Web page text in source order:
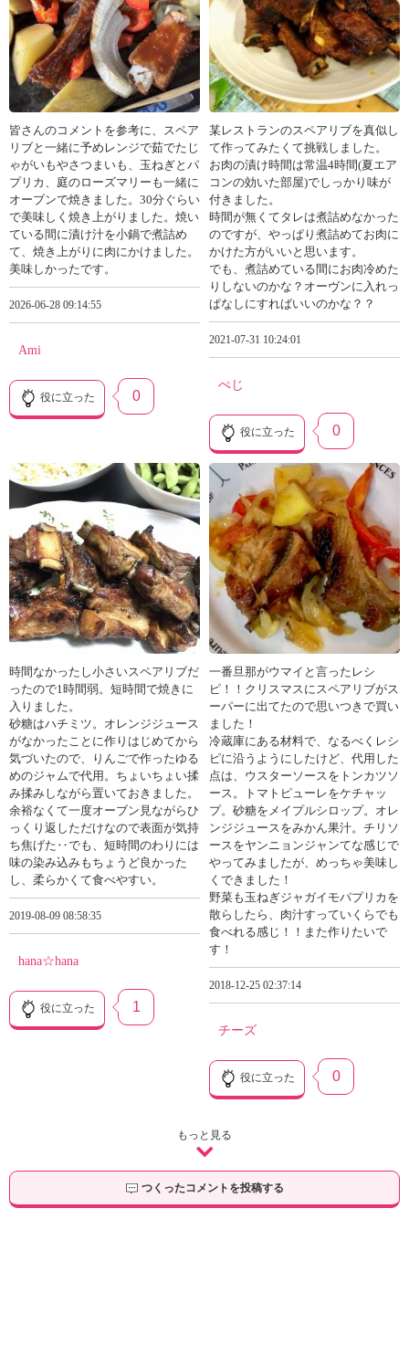
皆さんのコメントを参考に、スペア
リブと一緒に予めレンジで茹でたじ
ゃがいもやさつまいも、玉ねぎとパ
プリカ、庭のローズマリーも一緒に
オーブンで焼きました。30分ぐらい
で美味しく焼き上がりました。焼い
ている間に漬け汁を小鍋で煮詰め
て、焼き上がりに肉にかけました。
美味しかったです。
2026-06-28 09:14:55
Ami
役に立った 0
某レストランのスペアリブを真似し
て作ってみたくて挑戦しました。
お肉の漬け時間は常温4時間(夏エア
コンの効いた部屋)でしっかり味が
付きました。
時間が無くてタレは煮詰めなかった
のですが、やっぱり煮詰めてお肉に
かけた方がいいと思います。
でも、煮詰めている間にお肉冷めた
りしないのかな？オーヴンに入れっ
ぱなしにすればいいのかな？？
2021-07-31 10:24:01
ぺじ
役に立った 0
時間なかったし小さいスペアリブだ
ったので1時間弱。短時間で焼きに
入りました。
砂糖はハチミツ。オレンジジュース
がなかったことに作りはじめてから
気づいたので、りんごで作ったゆる
めのジャムで代用。ちょいちょい揉
み揉みしながら置いておきました。
余裕なくて一度オーブン見ながらひ
っくり返しただけなので表面が気持
ち焦げた‥でも、短時間のわりには
味の染み込みもちょうど良かった
し、柔らかくて食べやすい。
2019-08-09 08:58:35
hana☆hana
役に立った 1
一番旦那がウマイと言ったレシ
ピ！！クリスマスにスペアリブがス
ーパーに出てたので思いつきで買い
ました！
冷蔵庫にある材料で、なるべくレシ
ピに沿うようにしたけど、代用した
点は、ウスターソースをトンカツソ
ース。トマトピューレをケチャッ
プ。砂糖をメイプルシロップ。オレ
ンジジュースをみかん果汁。チリソ
ースをヤンニョンジャンてな感じで
やってみましたが、めっちゃ美味し
くできました！
野菜も玉ねぎジャガイモパプリカを
散らしたら、肉汁すっていくらでも
食べれる感じ！！また作りたいで
す！
2018-12-25 02:37:14
チーズ
役に立った 0
もっと見る
つくったコメントを投稿する